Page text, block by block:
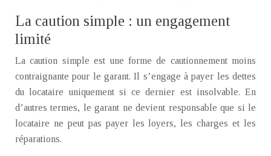
La caution simple : un engagement
limité
La caution simple est une forme de cautionnement moins
contraignante pour le garant. Il s’engage à payer les dettes
du locataire uniquement si ce dernier est insolvable. En
d’autres termes, le garant ne devient responsable que si le
locataire ne peut pas payer les loyers, les charges et les
réparations.